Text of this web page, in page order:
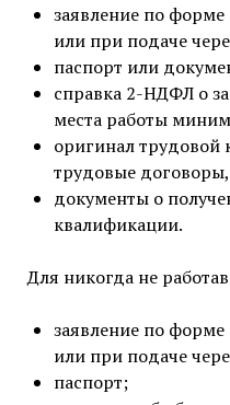
заявление по форме
или при подаче
паспорт или
справка 2-НДФЛ о
места работы
оригинал трудовой
трудовые
документы о
квалификации.
Для никогда не
заявление по форме
или при подаче
паспорт;